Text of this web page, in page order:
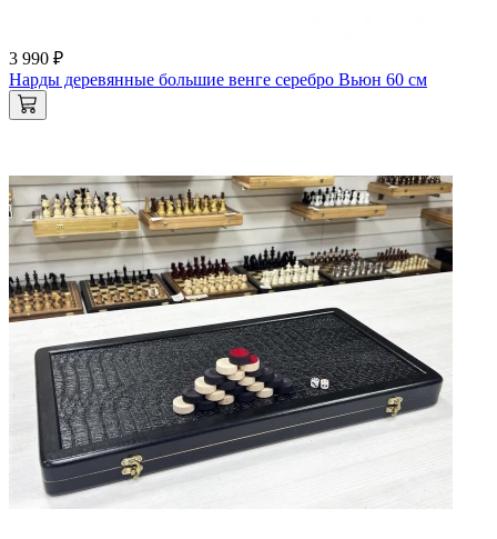
3 990 ₽
Нарды деревянные большие венге серебро Вьюн 60 см